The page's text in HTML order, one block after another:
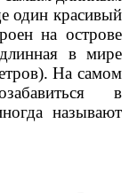
один красивый
на острове
в мире
На самом
в
называют